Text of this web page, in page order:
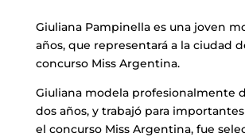
Giuliana Pampinella es una joven
años, que representará a la ciudad
concurso Miss Argentina.
Giuliana modela profesionalmente
dos años, y trabajó para importantes
el concurso Miss Argentina, fue